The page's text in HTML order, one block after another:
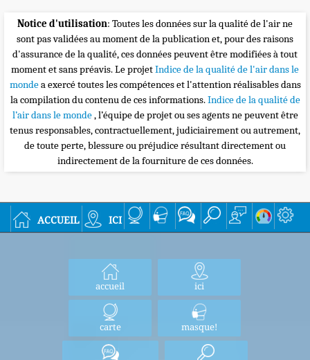
Notice d'utilisation: Toutes les données sur la qualité de l'air ne
sont pas validées au moment de la publication et, pour des raisons
d'assurance de la qualité, ces données peuvent être modifiées à tout
moment et sans préavis. Le projetIndice de la qualité de l'air dans le
mondea exercé toutes les compétences et l'attention réalisables dans
la compilation du contenu de ces informations.Indice de la qualité de
l’air dans le monde, l’équipe de projet ou ses agents ne peuvent être
tenus responsables, contractuellement, judiciairement ou autrement,
de toute perte, blessure ou préjudice résultant directement ou
indirectement de la fourniture de ces données.
accueil ici
accueil ici
carte masque!